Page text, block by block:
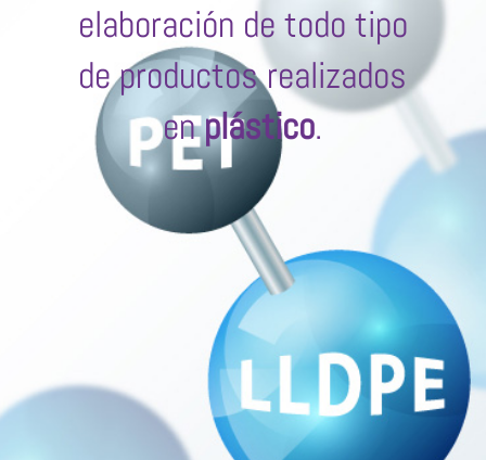
elaboración de todo tipo
de productos realizados
enplástico.